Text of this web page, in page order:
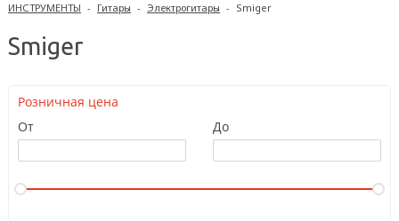
ИНСТРУМЕНТЫ - Гитары - Электрогитары - Smiger
Smiger
Розничная цена
От
До